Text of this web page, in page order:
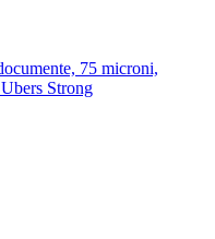
75 microni,
Strong